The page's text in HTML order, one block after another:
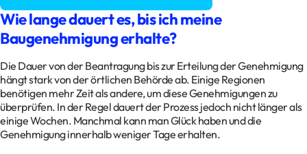
Wie lange dauert es, bis ich meine
Baugenehmigung erhalte?
Die Dauer von der Beantragung bis zur Erteilung der Genehmigung
hängt stark von der örtlichen Behörde ab. Einige Regionen
benötigen mehr Zeit als andere, um diese Genehmigungen zu
überprüfen. In der Regel dauert der Prozess jedoch nicht länger als
einige Wochen. Manchmal kann man Glück haben und die
Genehmigung innerhalb weniger Tage erhalten.